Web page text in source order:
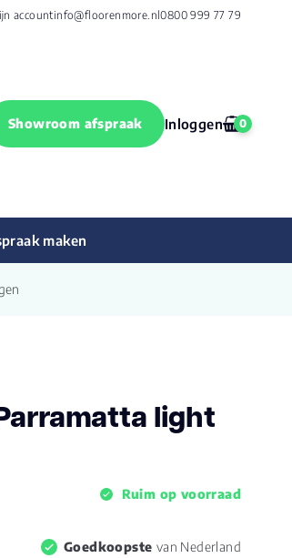
accountinfo@floorenmore.nl0800 999 77 79
Showroom afspraak Inloggen 0
maken
light
Ruim op voorraad
Goedkoopste van Nederland